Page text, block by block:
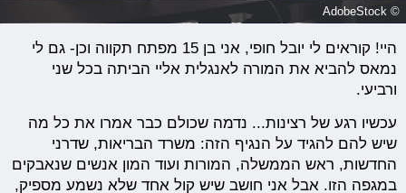
© AdobeStock
היי! קוראים לי יובל חופי, אני בן 15 מפתח תקווה וכן- גם לי
נמאס להביא את המורה לאנגלית אליי הביתה בכל שני
ורביעי.
עכשיו רגע של רצינות... נדמה שכולם כבר אמרו את כל מה
שיש להם להגיד על הנגיף הזה: משרד הבריאות, שדרני
החדשות, ראש הממשלה, המורות ועוד המון אנשים שנאבקים
במגפה הזו. אבל אני חושב שיש קול אחד שלא נשמע מספיק,